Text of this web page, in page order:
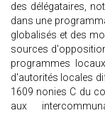
des délégataires,
dans une
globalisés et des
sources
programmes
d'autorités locales
1609 nonies C du
aux